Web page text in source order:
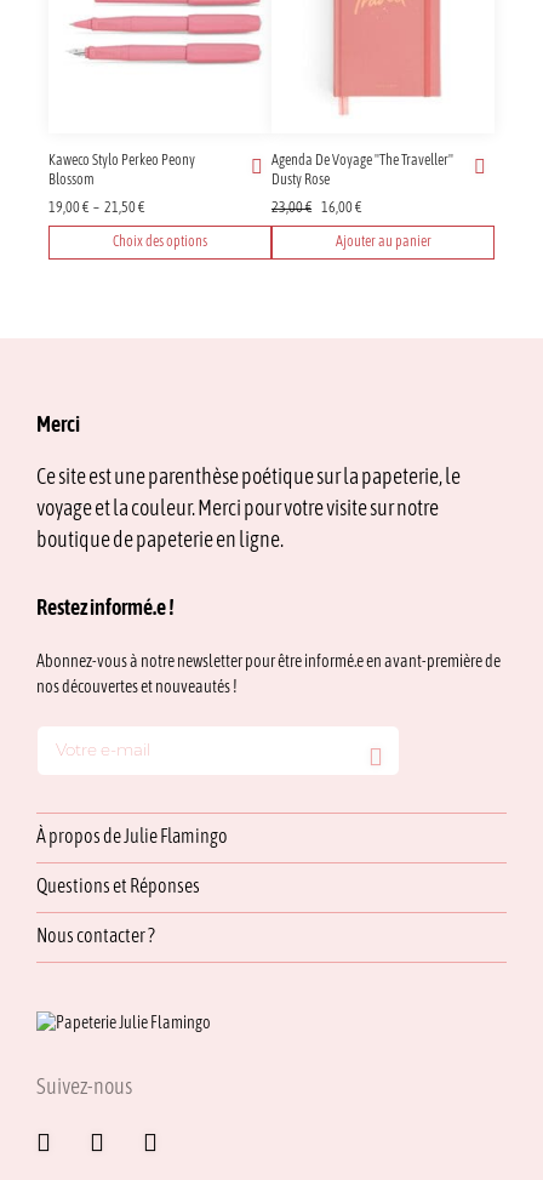
Kaweco Stylo Perkeo Peony
Blossom
19,00€ – 21,50€Plage
de
prix :
Choix des options
options
choisies
sur
la
produit
Agenda De Voyage "The Traveller"
Dusty Rose
23,00€ Le
prix
initial
16,00€Le
prix
actuel
Ajouter au panier
Merci
Ce site est une parenthèse poétique sur la papeterie, le
voyage et la couleur. Merci pour votre visite sur notre
boutique de papeterie en ligne.
Restez informé.e !
Abonnez-vous à notre newsletter pour être informé.e en avant-première de
nos découvertes et nouveautés !
À propos de Julie Flamingo
Questions et Réponses
Nous contacter ?
Suivez-nous